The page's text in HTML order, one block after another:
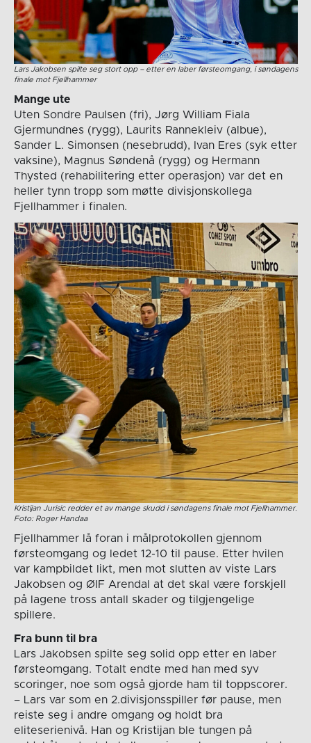
Lars Jakobsen spilte seg stort opp – etter en laber førsteomgang, i søndagens
finale mot Fjellhammer
Mange ute
Uten Sondre Paulsen (fri), Jørg William Fiala
Gjermundnes (rygg), Laurits Rannekleiv (albue),
Sander L. Simonsen (nesebrudd), Ivan Eres (syk etter
vaksine), Magnus Søndenå (rygg) og Hermann
Thysted (rehabilitering etter operasjon) var det en
heller tynn tropp som møtte divisjonskollega
Fjellhammer i finalen.
Kristijan Jurisic redder et av mange skudd i søndagens finale mot Fjellhammer.
Foto: Roger Handaa
Fjellhammer lå foran i målprotokollen gjennom
førsteomgang og ledet 12-10 til pause. Etter hvilen
var kampbildet likt, men mot slutten av viste Lars
Jakobsen og ØIF Arendal at det skal være forskjell
på lagene tross antall skader og tilgjengelige
spillere.
Fra bunn til bra
Lars Jakobsen spilte seg solid opp etter en laber
førsteomgang. Totalt endte med han med syv
scoringer, noe som også gjorde ham til toppscorer.
– Lars var som en 2.divisjonsspiller før pause, men
reiste seg i andre omgang og holdt bra
eliteserienivå. Han og Kristijan ble tungen på